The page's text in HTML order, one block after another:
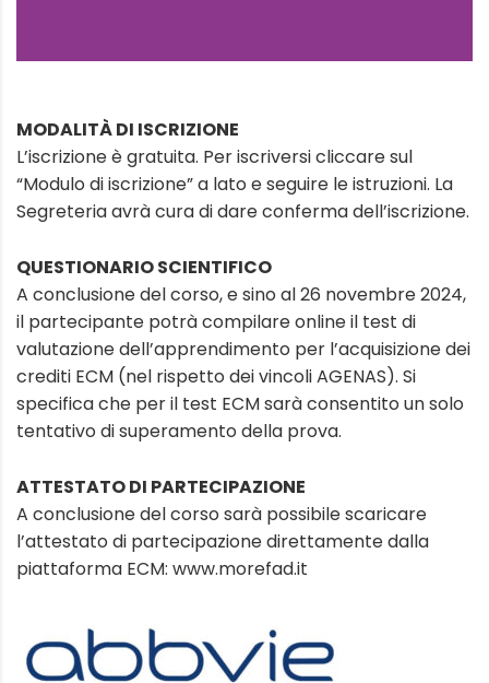
MODALITÀ DI ISCRIZIONE
L’iscrizione è gratuita. Per iscriversi cliccare sul
“Modulo di iscrizione” a lato e seguire le istruzioni. La
Segreteria avrà cura di dare conferma dell’iscrizione.
QUESTIONARIO SCIENTIFICO
A conclusione del corso, e sino al 26 novembre 2024,
il partecipante potrà compilare online il test di
valutazione dell’apprendimento per l’acquisizione dei
crediti ECM (nel rispetto dei vincoli AGENAS). Si
specifica che per il test ECM sarà consentito un solo
tentativo di superamento della prova.
ATTESTATO DI PARTECIPAZIONE
A conclusione del corso sarà possibile scaricare
l’attestato di partecipazione direttamente dalla
piattaforma ECM: www.morefad.it